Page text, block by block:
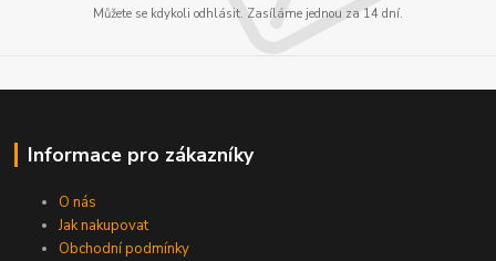
Můžete se kdykoli odhlásit. Zasíláme jednou za 14 dní.
Informace pro zákazníky
O nás
Jak nakupovat
Obchodní podmínky